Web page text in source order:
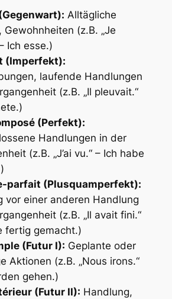
Alltägliche
Gewohnheiten (z.B. „Je
Ich esse.)
(Imperfekt):
laufende Handlungen
(z.B. „Il pleuvait.“
(Perfekt):
Handlungen in der
(z.B. „J’ai vu.“ – Ich habe
parfait (Plusquamperfekt):
vor einer anderen Handlung
(z.B. „Il avait fini.“
fertig gemacht.)
(Futur I): Geplante oder
Aktionen (z.B. „Nous irons.“
gehen.)
(Futur II): Handlung,